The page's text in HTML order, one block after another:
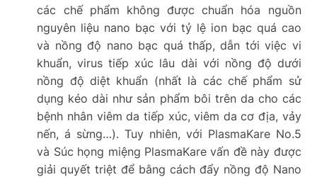
các chế phẩm không được chuẩn hóa nguồn
nguyên liệu nano bạc với tỷ lệ ion bạc quá cao
và nồng độ nano bạc quá thấp, dẫn tới việc vi
khuẩn, virus tiếp xúc lâu dài với nồng độ dưới
nồng độ diệt khuẩn (nhất là các chế phẩm sử
dụng kéo dài như sản phẩm bôi trên da cho các
bệnh nhân viêm da tiếp xúc, viêm da cơ địa, vảy
nến, á sừng…). Tuy nhiên, với PlasmaKare No.5
và Súc họng miệng PlasmaKare vấn đề này được
giải quyết triệt để bằng cách đẩy nồng độ Nano